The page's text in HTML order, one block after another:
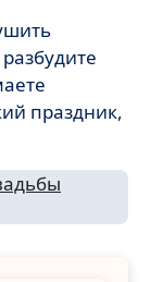
праздник,